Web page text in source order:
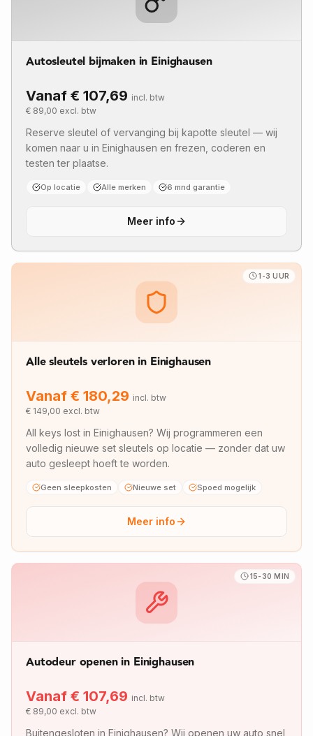
Autosleutel bijmaken in Einighausen
Vanaf € 107,69 incl. btw
€ 89,00 excl. btw
Reserve sleutel of vervanging bij kapotte sleutel — wij
komen naar u in Einighausen en frezen, coderen en
testen ter plaatse.
Op locatie Alle merken 6 mnd garantie
Meer info
1-3 UUR
Alle sleutels verloren in Einighausen
Vanaf € 180,29 incl. btw
€ 149,00 excl. btw
All keys lost in Einighausen? Wij programmeren een
volledig nieuwe set sleutels op locatie — zonder dat uw
auto gesleept hoeft te worden.
Geen sleepkosten Nieuwe set Spoed mogelijk
Meer info
15-30 MIN
Autodeur openen in Einighausen
Vanaf € 107,69 incl. btw
€ 89,00 excl. btw
Buitengesloten in Einighausen? Wij openen uw auto snel